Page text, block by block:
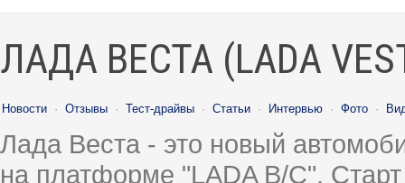
ЛАДА ВЕСТА (LADA
Новости · Отзывы · Тест-драйвы · Статьи · Интервью · Фото ·
Лада Веста - это новый
на платформе "LADA B/C".